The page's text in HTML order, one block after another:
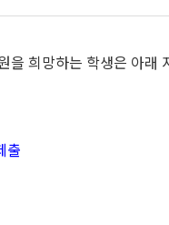
희망하는 학생은 아래
출